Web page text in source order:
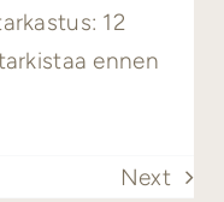
12
ennen
Next